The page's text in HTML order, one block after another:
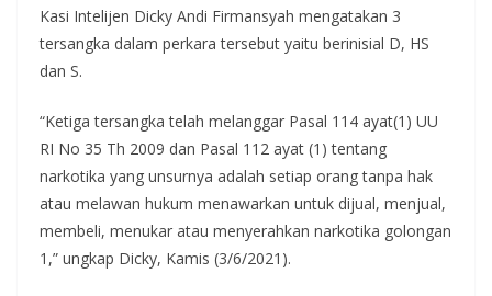
Kasi Intelijen Dicky Andi Firmansyah mengatakan 3
tersangka dalam perkara tersebut yaitu berinisial D, HS
dan S.
“Ketiga tersangka telah melanggar Pasal 114 ayat(1) UU
RI No 35 Th 2009 dan Pasal 112 ayat (1) tentang
narkotika yang unsurnya adalah setiap orang tanpa hak
atau melawan hukum menawarkan untuk dijual, menjual,
membeli, menukar atau menyerahkan narkotika golongan
1,” ungkap Dicky, Kamis (3/6/2021).